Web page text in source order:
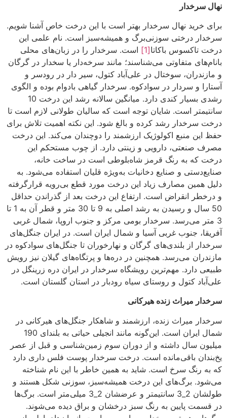
نهال سرخدار
برای خرید نهال سرخدار بهتر است با این درخت خاص آشنا شویم.
سرخدار درختی سوزنی‌برگ و همیشه‌سبز است. نام علمی این
درخت تاکسوس باکاتا[1]
است. سرخدار را در زبان‌های محلی
بانام‌های متفاوتی می‌شناسند؛ مانند سرخه‌دار یا سخدار در گرگان
و مازندران، سوختال در علی‌آباد کتول، سیر دار در رودسر و
آستارا و سردار در سوادکوه. سرخدار گیاهی بادوام بوده و الگوی
رشدی بسیار کندی دارد. میانگین سالانه رشد این درخت 10
سانتیمتر است. شایان توجه است که سالیان طولانی لازم است تا
درخت سرخدار رشد کرده و بالغ شود. این نکته اهمیت تلاش برای
حفظ این منبع اکولوژیک ارزشمند را دوچندان می‌کند. این درخت
مصرف صنعتی، دارویی و زینتی دارد. از چوب مستحکم این
درخت که به رنگ قرمز شاه‌بلوطی است در ساخت خانه،
صنایع‌دستی و صنایع دخانیات به‌ویژه قلیان استفاده می‌شود. به
دلیل همین مصارف زیاد این درخت مورد قطع بی‌رویه قرارگرفته
و درخطر انقراض است. ارتفاع این درخت بعد از گذراندن حداقل
50 سال و رسیدن به رشد اصلی به 9 تا 30 متر و قطر آن به 1 تا
3 متر می‌رسد. سرخدار بومی مرکز و جنوب اروپا، شمال غربی
آفریقا، جنوب غربی آسیا و شمال ایران است. در ایران جنگل‌های
سرخدار از بلندی‌های گرگان و نهارخوران تا جنگل‌های سوادکوه در
مازندران می‌رسد. همچنین در دره‌ها و پرتگاه‌های گیلان نیز رویش
طبیعی دارد. مهم‌ترین رویشگاه سرخدار در ایران دره زرینگل در
علی‌آباد کتول و روستای سیاه رودبار در استان گلستان است.
سرخدار میراث زنده هیرکانی
سرخدار میراث زنده، ارزشمند و شاهکار جنگل‌های هیرکانی در
شمال ایران است. این‌گونه مانند انجیلی حیاتی به بلندای 190
میلیون سال داشته و از دوران سوم زمین‌شناسی و قبل از عصر
یخ‌بندان باقی‌مانده است. درخت سرخدار پوست فلس داری دارد
که به رنگ سرخ است. شاید به همین خاطر با این نام شناخته
می‌شود. برگ‌های این درخت همیشه‌سبز، سوزنی شکل هستند و
طولشان 2_3 سانتیمتر و عرضشان 2_3 میلی‌متر است. برگ‌ها
در قسمت پایین به رنگ سبز درخشان و براق دیده می‌شوند.